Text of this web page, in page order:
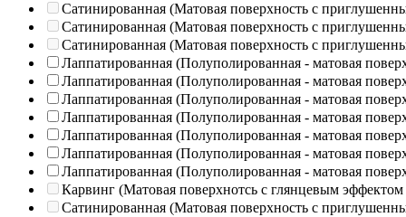
Сатинированная (Матовая поверхность с
Сатинированная (Матовая поверхность с
Сатинированная (Матовая поверхность с
Лаппатированная (Полуполированная - матовая
Лаппатированная (Полуполированная - матовая
Лаппатированная (Полуполированная - матовая
Лаппатированная (Полуполированная - матовая
Лаппатированная (Полуполированная - матовая
Лаппатированная (Полуполированная - матовая
Лаппатированная (Полуполированная - матовая
Карвинг (Матовая поверхнотсь с глянцевым эффектом
Сатинированная (Матовая поверхность с